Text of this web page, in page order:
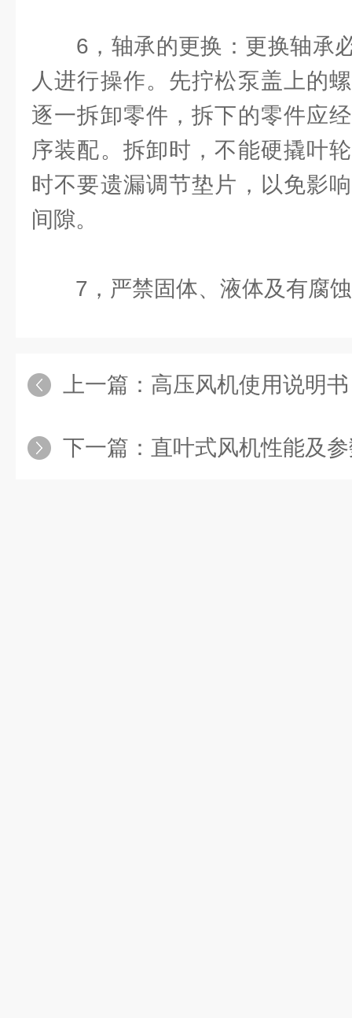
6，轴承的更换：更换轴承
人进行操作。先拧松泵盖上的
逐一拆卸零件，拆下的零件应
序装配。拆卸时，不能硬撬叶
时不要遗漏调节垫片，以免影
间隙。
7，严禁固体、液体及有腐蚀
上一篇： 高压风机使用说明书
下一篇： 直叶式风机性能及